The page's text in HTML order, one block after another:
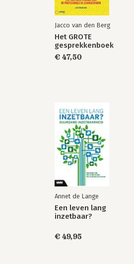
Jacco van den Berg
Het GROTE
gesprekkenboek
€ 47,50
Annet de Lange
Een leven lang
inzetbaar?
€ 49,95